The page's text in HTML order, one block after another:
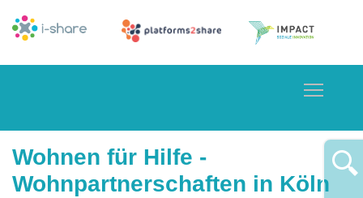
Wohnen für Hilfe -
Wohnpartnerschaften in Köln